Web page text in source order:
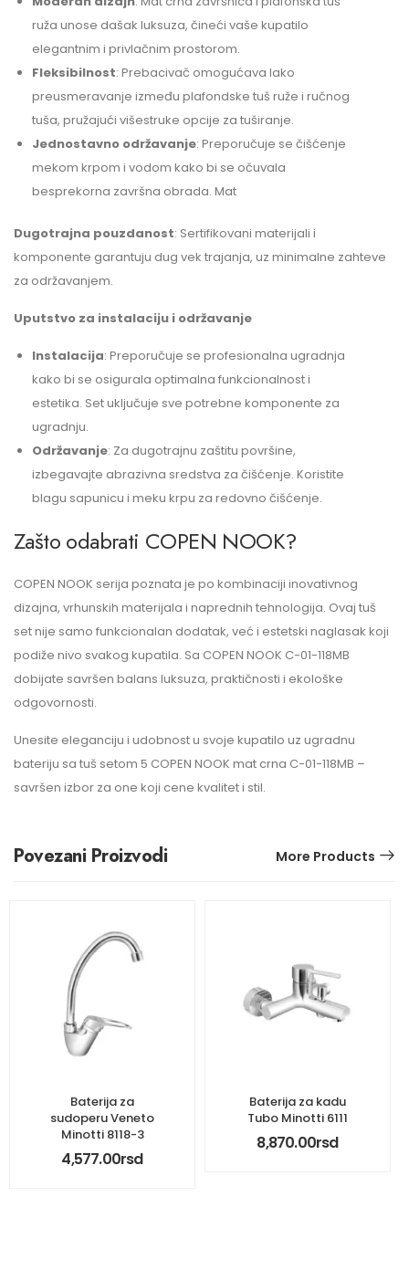
ruža unose dašak luksuza, čineći vaše kupatilo
elegantnim i privlačnim prostorom.
Fleksibilnost: Prebacivač omogućava lako
preusmeravanje između plafondske tuš ruže i ručnog
tuša, pružajući višestruke opcije za tuširanje.
Jednostavno održavanje: Preporučuje se čišćenje
mekom krpom i vodom kako bi se očuvala
besprekorna završna obrada. Mat
Dugotrajna pouzdanost: Sertifikovani materijali i
komponente garantuju dug vek trajanja, uz minimalne zahteve
za održavanjem.
Uputstvo za instalaciju i održavanje
Instalacija: Preporučuje se profesionalna ugradnja
kako bi se osigurala optimalna funkcionalnost i
estetika. Set uključuje sve potrebne komponente za
ugradnju.
Održavanje: Za dugotrajnu zaštitu površine,
izbegavajte abrazivna sredstva za čišćenje. Koristite
blagu sapunicu i meku krpu za redovno čišćenje.
Zašto odabrati COPEN NOOK?
COPEN NOOK serija poznata je po kombinaciji inovativnog
dizajna, vrhunskih materijala i naprednih tehnologija. Ovaj tuš
set nije samo funkcionalan dodatak, već i estetski naglasak koji
podiže nivo svakog kupatila. Sa COPEN NOOK C-01-118MB
dobijate savršen balans luksuza, praktičnosti i ekološke
odgovornosti.
Unesite eleganciju i udobnost u svoje kupatilo uz ugradnu
bateriju sa tuš setom 5 COPEN NOOK mat crna C-01-118MB –
savršen izbor za one koji cene kvalitet i stil.
Povezani Proizvodi More Products
Baterija za
sudoperu Veneto
Minotti 8118-3
4,577.00rsd
Baterija za kadu
Tubo Minotti 6111
8,870.00rsd